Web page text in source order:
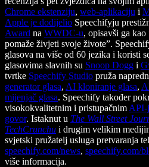
Chrome ekstenziju, web-aplikaciju i
Apple je dodijelio Speechifyju
Award na WWDC-u, opisavši ga
pomaže živjeti svoje živote”.
glasova na više od 60 jezika i koristi
glasovima slavnih su Snoop Dogg i
tvrtke Speechify Studio pruža
generator glasa, AI kloniranje glasa,
mijenjač glasa. Speechify također
visokokvalitetnim i pristupačnim API-
govor. Istaknut u The Wall Street
TechCrunchu i drugim velikim
svjetski pružatelj usluga pretvaranja
speechify.com/news, speechify.com/
više informacija.